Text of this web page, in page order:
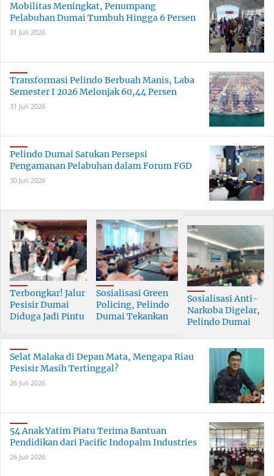
Mobilitas Meningkat, Penumpang
Pelabuhan Dumai Tumbuh Hingga 6 Persen
31 Juli 2026
Transformasi Pelindo Berbuah Manis, Laba
Semester I 2026 Melonjak 60,44 Persen
31 Juli 2026
Pelindo Dumai Satukan Persepsi
Pengamanan Pelabuhan dalam Forum FGD
30 Juli 2026
Terbongkar! Jalur
Pesisir Dumai
Diduga Jadi Pintu
Skala Besar
Sosialisasi Green
Policing, Pelindo
Dumai Tekankan
Bersama
Sosialisasi Anti-
Narkoba Digelar,
Pelindo Dumai
Selat Malaka di Depan Mata, Mengapa Riau
Pesisir Masih Tertinggal?
26 Juli 2026
54 Anak Yatim Piatu Terima Bantuan
Pendidikan dari Pacific Indopalm Industries
26 Juli 2026